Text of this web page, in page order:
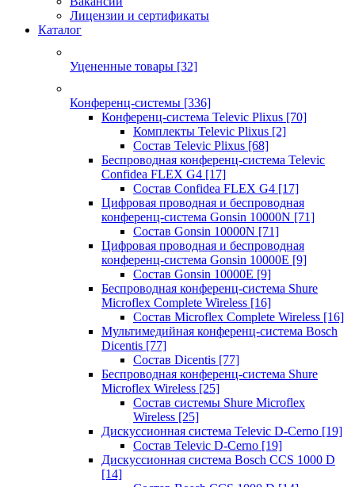
Лицензии и сертификаты
Каталог
Уцененные товары [32]
Конференц-системы [336]
Конференц-система Televic Plixus [70]
Комплекты Televic Plixus [2]
Состав Televic Plixus [68]
Беспроводная конференц-система Televic
Confidea FLEX G4 [17]
Состав Confidea FLEX G4 [17]
Цифровая проводная и беспроводная
конференц-система Gonsin 10000N [71]
Состав Gonsin 10000N [71]
Цифровая проводная и беспроводная
конференц-система Gonsin 10000E [9]
Состав Gonsin 10000E [9]
Беспроводная конференц-система Shure
Microflex Complete Wireless [16]
Состав Microflex Complete Wireless [16]
Мультимедийная конференц-система Bosch
Dicentis [77]
Состав Dicentis [77]
Беспроводная конференц-система Shure
Microflex Wireless [25]
Состав системы Shure Microflex
Wireless [25]
Дискуссионная система Televic D-Cerno [19]
Состав Televic D-Cerno [19]
Дискуссионная система Bosch CCS 1000 D
[14]